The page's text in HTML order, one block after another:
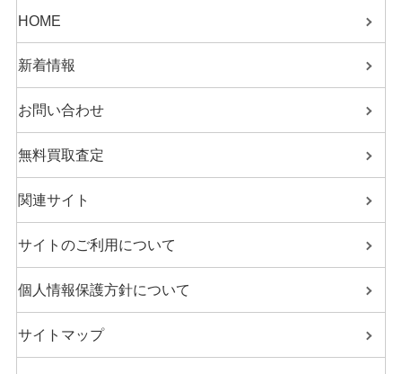
HOME
新着情報
お問い合わせ
無料買取査定
関連サイト
サイトのご利用について
個人情報保護方針について
サイトマップ